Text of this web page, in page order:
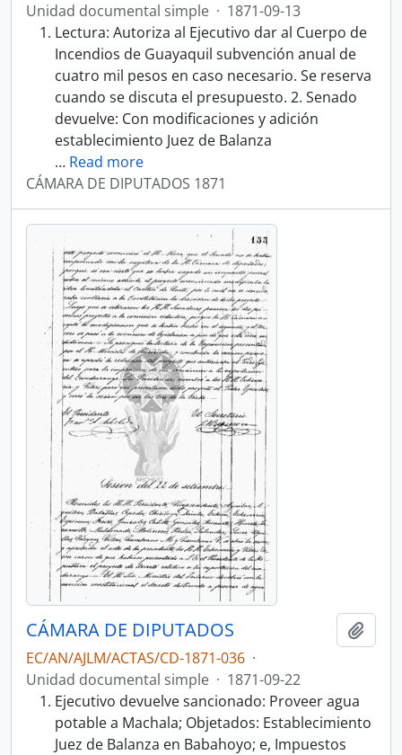
Unidad documental simple · 1871-09-13
Lectura: Autoriza al Ejecutivo dar al Cuerpo de
Incendios de Guayaquil subvención anual de
cuatro mil pesos en caso necesario. Se reserva
cuando se discuta el presupuesto. 2. Senado
devuelve: Con modificaciones y adición
establecimiento Juez de Balanza
… Read more
CÁMARA DE DIPUTADOS 1871
CÁMARA DE DIPUTADOS
EC/AN/AJLM/ACTAS/CD-1871-036 ·
Unidad documental simple · 1871-09-22
Ejecutivo devuelve sancionado: Proveer agua
potable a Machala; Objetados: Establecimiento
Juez de Balanza en Babahoyo; e, Impuestos